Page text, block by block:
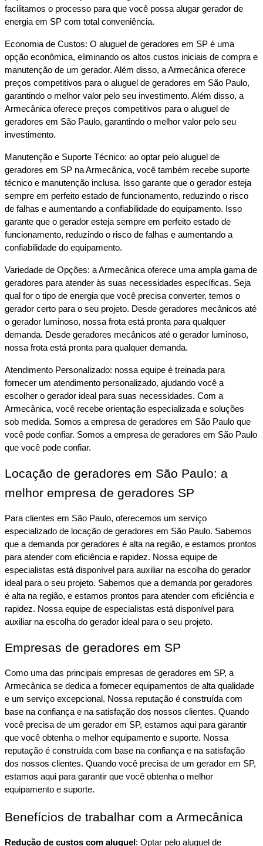
facilitamos o processo para que você possa alugar gerador de
energia em SP com total conveniência.
Economia de Custos: O aluguel de geradores em SP é uma
opção econômica, eliminando os altos custos iniciais de compra e
manutenção de um gerador. Além disso, a Armecânica oferece
preços competitivos para o aluguel de geradores em São Paulo,
garantindo o melhor valor pelo seu investimento. Além disso, a
Armecânica oferece preços competitivos para o aluguel de
geradores em São Paulo, garantindo o melhor valor pelo seu
investimento.
Manutenção e Suporte Técnico: ao optar pelo aluguel de
geradores em SP na Armecânica, você também recebe suporte
técnico e manutenção inclusa. Isso garante que o gerador esteja
sempre em perfeito estado de funcionamento, reduzindo o risco
de falhas e aumentando a confiabilidade do equipamento. Isso
garante que o gerador esteja sempre em perfeito estado de
funcionamento, reduzindo o risco de falhas e aumentando a
confiabilidade do equipamento.
Variedade de Opções: a Armecânica oferece uma ampla gama de
geradores para atender às suas necessidades específicas. Seja
qual for o tipo de energia que você precisa converter, temos o
gerador certo para o seu projeto. Desde geradores mecânicos até
o gerador luminoso, nossa frota está pronta para qualquer
demanda. Desde geradores mecânicos até o gerador luminoso,
nossa frota está pronta para qualquer demanda.
Atendimento Personalizado: nossa equipe é treinada para
fornecer um atendimento personalizado, ajudando você a
escolher o gerador ideal para suas necessidades. Com a
Armecânica, você recebe orientação especializada e soluções
sob medida. Somos a empresa de geradores em São Paulo que
você pode confiar. Somos a empresa de geradores em São Paulo
que você pode confiar.
Locação de geradores em São Paulo: a
melhor empresa de geradores SP
Para clientes em São Paulo, oferecemos um serviço
especializado de locação de geradores em São Paulo. Sabemos
que a demanda por geradores é alta na região, e estamos prontos
para atender com eficiência e rapidez. Nossa equipe de
especialistas está disponível para auxiliar na escolha do gerador
ideal para o seu projeto. Sabemos que a demanda por geradores
é alta na região, e estamos prontos para atender com eficiência e
rapidez. Nossa equipe de especialistas está disponível para
auxiliar na escolha do gerador ideal para o seu projeto.
Empresas de geradores em SP
Como uma das principais empresas de geradores em SP, a
Armecânica se dedica a fornecer equipamentos de alta qualidade
e um serviço excepcional. Nossa reputação é construída com
base na confiança e na satisfação dos nossos clientes. Quando
você precisa de um gerador em SP, estamos aqui para garantir
que você obtenha o melhor equipamento e suporte. Nossa
reputação é construída com base na confiança e na satisfação
dos nossos clientes. Quando você precisa de um gerador em SP,
estamos aqui para garantir que você obtenha o melhor
equipamento e suporte.
Benefícios de trabalhar com a Armecânica
Redução de custos com aluguel : Optar pelo aluguel de